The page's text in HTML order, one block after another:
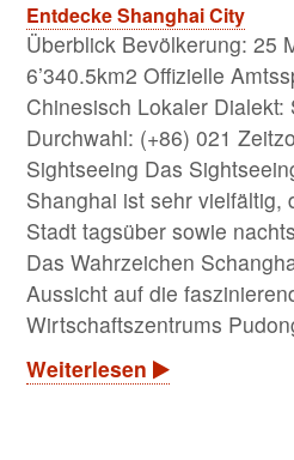
Entdecke Shanghai City
Überblick Bevölkerung: 25
6’340.5km2 Offizielle
Chinesisch Lokaler Dialekt:
Durchwahl: (+86) 021
Sightseeing Das
Shanghai ist sehr vielfältig,
Stadt tagsüber sowie
Das Wahrzeichen
Aussicht auf die
Wirtschaftszentrums
Weiterlesen